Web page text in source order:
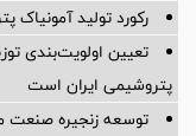
رکورد تولید
تعیین اولویت‌بندی
پتروشیمی ایران است
توسعه زنجیره صنعت